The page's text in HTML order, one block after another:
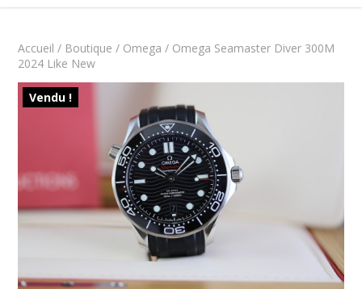
Accueil / Boutique / Omega / Omega Seamaster Diver 300M
2024 Like New
Vendu !